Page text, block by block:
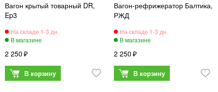
Вагон крытый товарный DR,
Ep3
2 250
Вагон-рефрижератор Балтика,
РЖД
2 250